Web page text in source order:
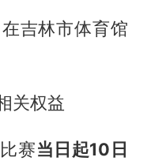
在吉林市体育馆
关权益
赛当日起10日